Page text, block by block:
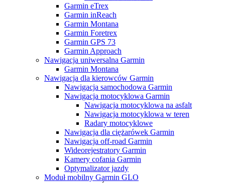
Garmin eTrex
Garmin inReach
Garmin Montana
Garmin Foretrex
Garmin GPS 73
Garmin Approach
Nawigacja uniwersalna Garmin
Garmin Montana
Nawigacja dla kierowców Garmin
Nawigacja samochodowa Garmin
Nawigacja motocyklowa Garmin
Nawigacja motocyklowa na asfalt
Nawigacja motocyklowa w teren
Radary motocyklowe
Nawigacja dla ciężarówek Garmin
Nawigacja off-road Garmin
Wideorejestratory Garmin
Kamery cofania Garmin
Optymalizator jazdy
Moduł mobilny Garmin GLO